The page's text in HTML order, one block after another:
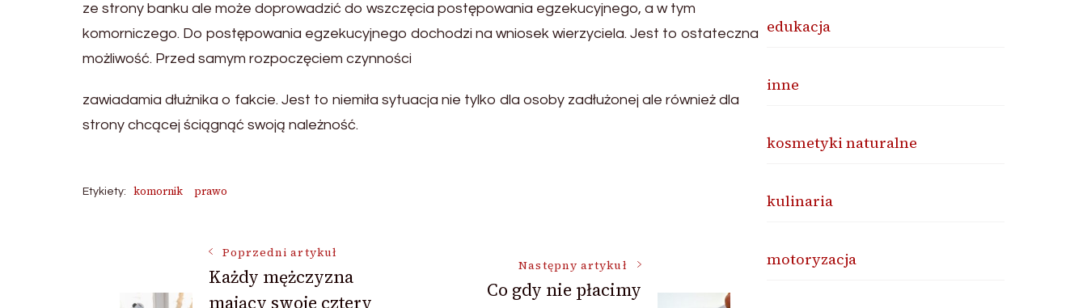
ze strony banku ale może doprowadzić do wszczęcia postępowania egzekucyjnego, a w tym
komorniczego. Do postępowania egzekucyjnego dochodzi na wniosek wierzyciela. Jest to ostateczna
możliwość. Przed samym rozpoczęciem czynności
zawiadamia dłużnika o fakcie. Jest to niemiła sytuacja nie tylko dla osoby zadłużonej ale również dla
strony chcącej ściągnąć swoją należność.
Etykiety: komornik prawo
NawigacjaPoprzedni artykuł
Każdy mężczyzna
mający swoje cztery
Następny artykuł
Co gdy nie płacimy
edukacja
inne
kosmetyki naturalne
kulinaria
motoryzacja